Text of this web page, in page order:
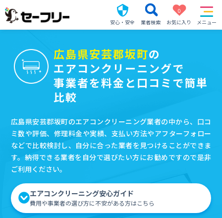
安心・安全 業者検索
0
お気に入り
メニュー
広島県安芸郡坂町の
エアコンクリーニングで
事業者を料金と口コミで簡単
比較
広島県安芸郡坂町のエアコンクリーニング業者の中から、口コ
ミ数や評価、修理料金や実績、支払い方法やアフターフォロー
などで比較検討し、自分に合った業者を見つけることができま
す。納得できる業者を自分で選びたい方にお勧めですので是非
ご利用ください。
エアコンクリーニング安心ガイド
費用や事業者の選び方に不安がある方はこちら